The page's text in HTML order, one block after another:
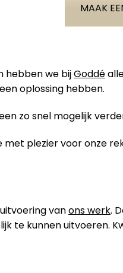
MAAK
hebben we bijGoddé
oplossing hebben.
zo snel mogelijk
met plezier voor onze
vanons werk.
te kunnen uitvoeren.